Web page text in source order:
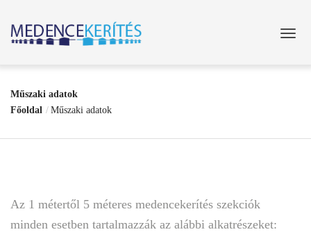
Műszaki adatok
Főoldal
Műszaki adatok
Az 1 métertől 5 méteres medencekerítés szekciók
minden esetben tartalmazzák az alábbi alkatrészeket: